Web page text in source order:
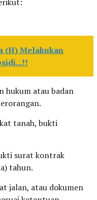
(H) Melakukan
hukum atau badan
tanah, bukti
surat kontrak
tahun.
jalan, atau dokumen